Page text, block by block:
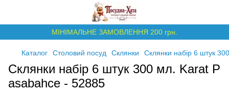
МІНІМАЛЬНЕ ЗАМОВЛЕННЯ 200 грн.
Каталог Столовий посуд Склянки Склянки набір 6 штук
Склянки набір 6 штук 300 мл. Karat P
asabahce - 52885